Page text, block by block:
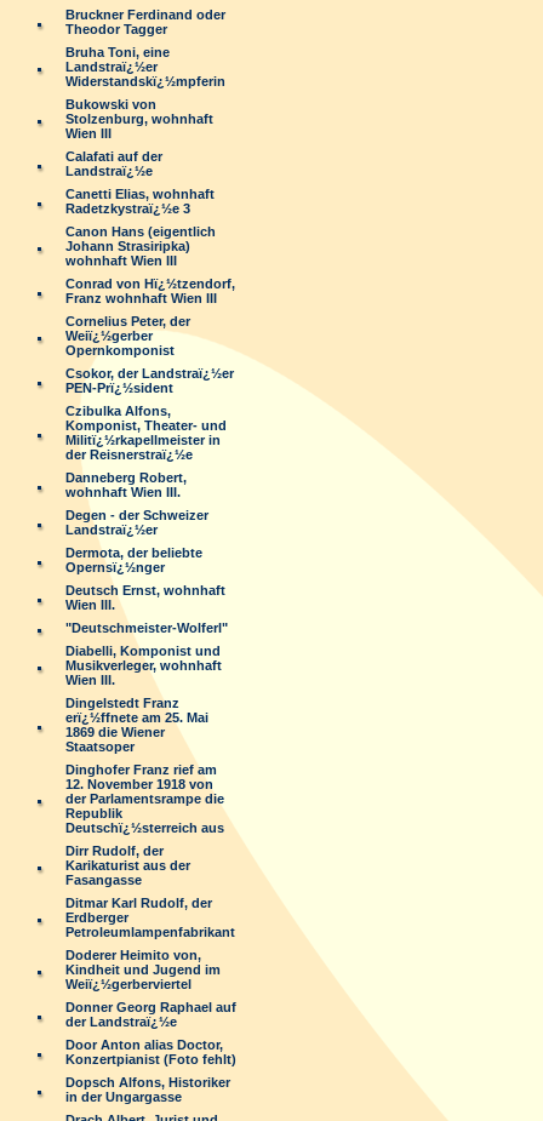
Bruckner Ferdinand oder
Theodor Tagger
Bruha Toni, eine
Landstraï¿½er
Widerstandskï¿½mpferin
Bukowski von
Stolzenburg, wohnhaft
Wien III
Calafati auf der
Landstraï¿½e
Canetti Elias, wohnhaft
Radetzkystraï¿½e 3
Canon Hans (eigentlich
Johann Strasiripka)
wohnhaft Wien III
Conrad von Hï¿½tzendorf,
Franz wohnhaft Wien III
Cornelius Peter, der
Weiï¿½gerber
Opernkomponist
Csokor, der Landstraï¿½er
PEN-Prï¿½sident
Czibulka Alfons,
Komponist, Theater- und
Militï¿½rkapellmeister in
der Reisnerstraï¿½e
Danneberg Robert,
wohnhaft Wien III.
Degen - der Schweizer
Landstraï¿½er
Dermota, der beliebte
Opernsï¿½nger
Deutsch Ernst, wohnhaft
Wien III.
"Deutschmeister-Wolferl"
Diabelli, Komponist und
Musikverleger, wohnhaft
Wien III.
Dingelstedt Franz
erï¿½ffnete am 25. Mai
1869 die Wiener
Staatsoper
Dinghofer Franz rief am
12. November 1918 von
der Parlamentsrampe die
Republik
Deutschï¿½sterreich aus
Dirr Rudolf, der
Karikaturist aus der
Fasangasse
Ditmar Karl Rudolf, der
Erdberger
Petroleumlampenfabrikant
Doderer Heimito von,
Kindheit und Jugend im
Weiï¿½gerberviertel
Donner Georg Raphael auf
der Landstraï¿½e
Door Anton alias Doctor,
Konzertpianist (Foto fehlt)
Dopsch Alfons, Historiker
in der Ungargasse